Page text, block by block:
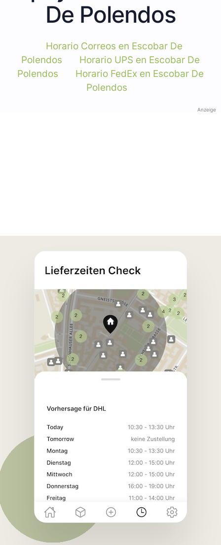
De Polendos
Horario Correos en Escobar De
Polendos
Horario UPS en Escobar De
Polendos
Horario FedEx en Escobar De
Polendos
Anzeige